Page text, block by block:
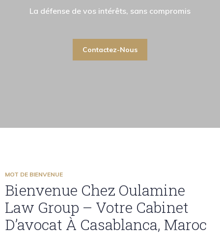
La défense de vos intérêts, sans compromis
Contactez-Nous
MOT DE BIENVENUE
Bienvenue Chez Oulamine
Law Group – Votre Cabinet
D’avocat À Casablanca, Maroc